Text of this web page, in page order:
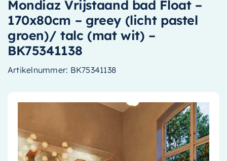
Spiegels
Kranen
Douche
Badkamermeubels
Accessoires
Installatiemateriaal
Mondiaz Vrijstaand bad Float –
170x80cm – greey (licht pastel
groen)/ talc (mat wit) –
BK75341138
Artikelnummer: BK75341138